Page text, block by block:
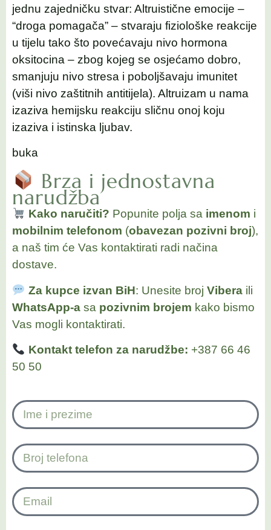
jednu zajedničku stvar: Altruistične emocije –
“droga pomagača” – stvaraju fiziološke reakcije
u tijelu tako što povećavaju nivo hormona
oksitocina – zbog kojeg se osjećamo dobro,
smanjuju nivo stresa i poboljšavaju imunitet
(viši nivo zaštitnih antitijela). Altruizam u nama
izaziva hemijsku reakciju sličnu onoj koju
izaziva i istinska ljubav.
buka
Brza i jednostavna
narudžba
Kako naručiti? Popunite polja sa imenom i
mobilnim telefonom (obavezan pozivni broj),
a naš tim će Vas kontaktirati radi načina
dostave.
Za kupce izvan BiH: Unesite broj Viberaili
WhatsApp-a sa pozivnim brojem kako bismo
Vas mogli kontaktirati.
Kontakt telefon za narudžbe: +387 66 46
50 50